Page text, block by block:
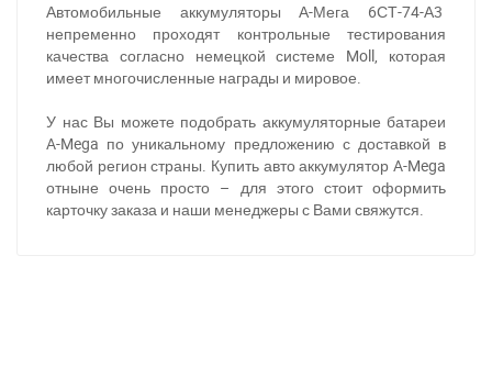
Автомобильные аккумуляторы А-Мега 6СТ-74-А3
непременно проходят контрольные тестирования
качества согласно немецкой системе Moll, которая
имеет многочисленные награды и мировое.
У нас Вы можете подобрать аккумуляторные батареи
A-Mega по уникальному предложению с доставкой в
любой регион страны. Купить авто аккумулятор A-Mega
отныне очень просто – для этого стоит оформить
карточку заказа и наши менеджеры с Вами свяжутся.
За відсутності звязку - дзвоніть, пишіть у Viber / Telegram
(093) 600-51-11
Написати в Viber Написати в Telegram